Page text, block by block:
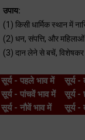
उपाय:
(1) किसी धार्मिक स्थान में
(2) धन, संपत्ति, और
(3) दान लेने से बचें, विशेषकर
सूर्य - पहले भाव में सूर्य -
सूर्य - पांचवें भाव में
सूर्य -
सूर्य - नौवें भाव में
सूर्य -